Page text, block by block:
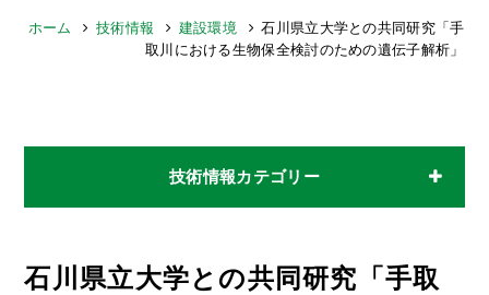
ホーム 技術情報 建設環境
石川県立大学との共同研究「手
取川における生物保全検討のための遺伝子解析」
技術情報カテゴリー
石川県立大学との共同研究「手取